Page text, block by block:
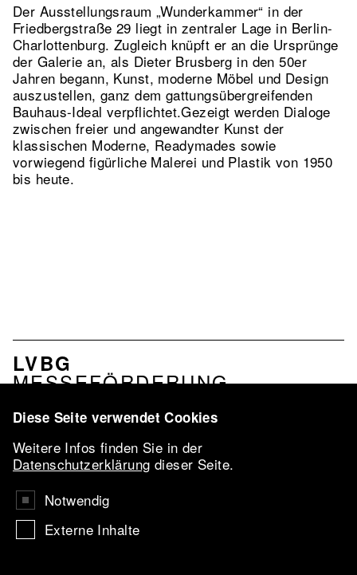
Der Ausstellungsraum „Wunderkammer“ in der
Friedbergstraße 29 liegt in zentraler Lage in Berlin-
Charlottenburg. Zugleich knüpft er an die Ursprünge
der Galerie an, als Dieter Brusberg in den 50er
Jahren begann, Kunst, moderne Möbel und Design
auszustellen, ganz dem gattungsübergreifenden
Bauhaus-Ideal verpflichtet.Gezeigt werden Dialoge
zwischen freier und angewandter Kunst der
klassischen Moderne, Readymades sowie
vorwiegend figürliche Malerei und Plastik von 1950
bis heute.
NAVIGATION
VERBAND
LVBG
MESSEFÖRDERUNG
LEISTUNGEN
NETZWERK
LVBG-
KONFERENZ
2026
VBKI-PREIS
UKRAINE
Diese Seite verwendet Cookies
Weitere Infos finden Sie in der
Datenschutzerklärung dieser Seite.
Notwendig
Externe Inhalte